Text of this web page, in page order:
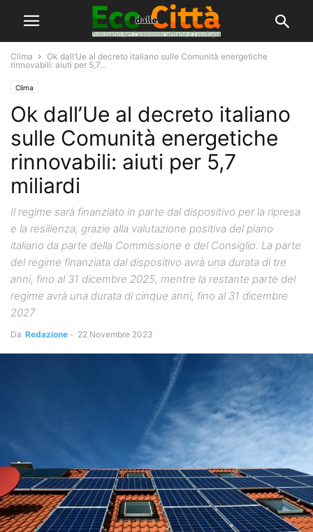
Clima
Ok dall’Ue al decreto italiano sulle Comunità energetiche
rinnovabili: aiuti per 5,7...
Clima
Ok dall’Ue al decreto italiano
sulle Comunità energetiche
rinnovabili: aiuti per 5,7
miliardi
Il regime sarà finanziato in parte dal dispositivo per la ripresa
e la resilienza, grazie alla valutazione positiva del piano
italiano da parte della Commissione e del Consiglio. La parte
del regime finanziata dal dispositivo avrà una durata di tre
anni, fino al 31 dicembre 2025, mentre la restante parte del
regime avrà una durata di cinque anni, fino al 31 dicembre
2027
Da Redazione - 22 Novembre 2023